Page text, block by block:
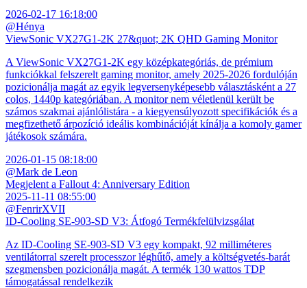
2026-02-17 16:18:00
@Hénya
ViewSonic VX27G1-2K 27&quot; 2K QHD Gaming Monitor
A ViewSonic VX27G1-2K egy középkategóriás, de prémium
funkciókkal felszerelt gaming monitor, amely 2025-2026 fordulóján
pozicionálja magát az egyik legversenyképesebb választásként a 27
colos, 1440p kategóriában. A monitor nem véletlenül került be
számos szakmai ajánlólistára - a kiegyensúlyozott specifikációk és a
megfizethető árpozíció ideális kombinációját kínálja a komoly gamer
játékosok számára.
2026-01-15 08:18:00
@Mark de Leon
Megjelent a Fallout 4: Anniversary Edition
2025-11-11 08:55:00
@FenrirXVII
ID-Cooling SE-903-SD V3: Átfogó Termékfelülvizsgálat
Az ID-Cooling SE-903-SD V3 egy kompakt, 92 milliméteres
ventilátorral szerelt processzor léghűtő, amely a költségvetés-barát
szegmensben pozicionálja magát. A termék 130 wattos TDP
támogatással rendelkezik